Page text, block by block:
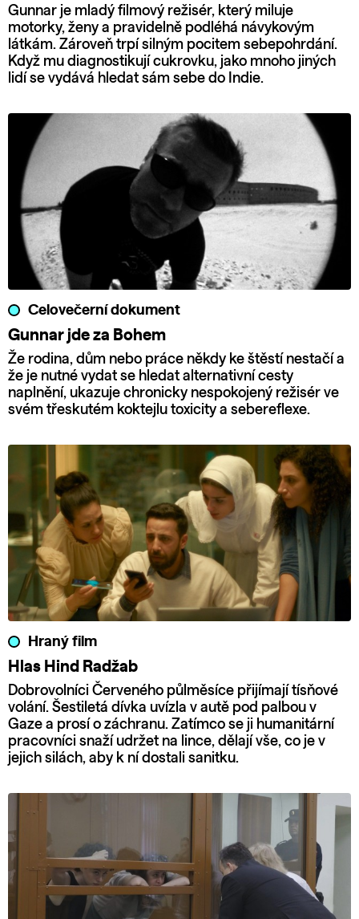
Gunnar je mladý filmový režisér, který miluje
motorky, ženy a pravidelně podléhá návykovým
látkám. Zároveň trpí silným pocitem sebepohrdání.
Když mu diagnostikují cukrovku, jako mnoho jiných
lidí se vydává hledat sám sebe do Indie.
Celovečerní dokument
Gunnar jde za Bohem
Že rodina, dům nebo práce někdy ke štěstí nestačí a
že je nutné vydat se hledat alternativní cesty
naplnění, ukazuje chronicky nespokojený režisér ve
svém třeskutém koktejlu toxicity a sebereflexe.
Hraný film
Hlas Hind Radžab
Dobrovolníci Červeného půlměsíce přijímají tísňové
volání. Šestiletá dívka uvízla v autě pod palbou v
Gaze a prosí o záchranu. Zatímco se ji humanitární
pracovníci snaží udržet na lince, dělají vše, co je v
jejich silách, aby k ní dostali sanitku.